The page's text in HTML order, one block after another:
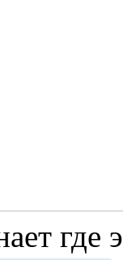
где